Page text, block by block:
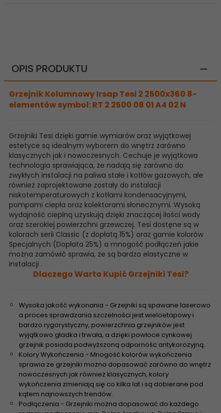
OPIS PRODUKTU
Grzejnik Kolumnowy Irsap Tesi 2 2500x360 8-
elementów symbol: RT 2 2500 08 01 A4 02 N
Grzejniki Tesi dzięki gamie wymiarów oraz wyjątkowej
estetyce są idealnym wyborem do wnętrz zarówno
klasycznych jak i nowoczesnych. Cechuje je wyjątkowa
technologia sprawiająca, że nadają się zarówno do
zwykłych instalacji na paliwa stałe i kotłów gazowych, ale
również zaprojektowane zostały do instalacji
niskotemperaturowych z kotłami kondensacyjnymi,
pompami ciepła oraz kolektorami słonecznymi. Wysoką
wydajność cieplną uzyskują dzięki znaczącej ilości wody
oraz szerokiej powierzchni grzewczej. Tesi dostęne są w
kolorach serii Classic (z dopłatą 15%) oraz gamie kolorów
Specjalnych (Dopłata 25%) a mnogość podłączeń jakie
można zamówić sprawia, że są bardzo elastyczne w
instalacji .
Dlaczego Warto Kupić Grzejniki Tesi?
Wysoka jakość wykonania - Grzejniki są spawane laserowo
a proces sprawdzania szczelności jest wieloetapowy i
bardzo rygorystyczny, powierzchnia grzejników jest
wyjątkowo gładka i trwała, a dzięki powłoce cynkowej
grzejnik posiada podwyższoną odpornośc antykorozyjną.
Kolory Wykończenia - Mnogość kolorów wykończenia
sprawia że grzejniki można dopasować zarówno do wnętrz
nowoczesnych jak również klasycznych, kolory
wykończenia zmieniają się co kilka lat i są dobierane pod
kątem najnowszych trendów.
Podłączenia - Grzejniki można dopasować do każdego